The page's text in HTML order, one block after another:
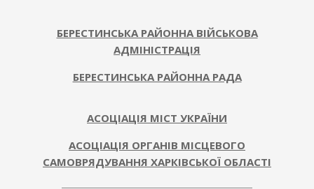
БЕРЕСТИНСЬКА РАЙОННА ВІЙСЬКОВА
АДМІНІСТРАЦІЯ
БЕРЕСТИНСЬКА РАЙОННА РАДА
АСОЦІАЦІЯ МІСТ УКРАЇНИ
АСОЦІАЦІЯ ОРГАНІВ МІСЦЕВОГО
САМОВРЯДУВАННЯ ХАРКІВСЬКОЇ ОБЛАСТІ